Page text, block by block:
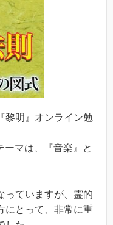
黎明』オンライン勉
マは、『音楽』と
っていますが、霊的
にとって、非常に重